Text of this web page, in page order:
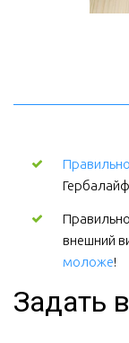
внешний
моложе!
Задать